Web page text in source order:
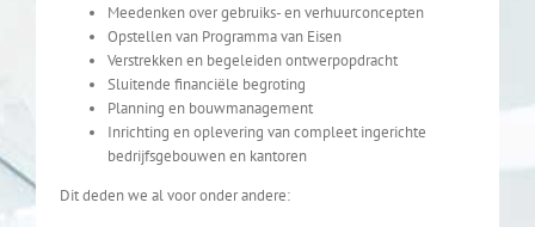
Meedenken over gebruiks- en verhuurconcepten
Opstellen van Programma van Eisen
Verstrekken en begeleiden ontwerpopdracht
Sluitende financiële begroting
Planning en bouwmanagement
Inrichting en oplevering van compleet ingerichte
bedrijfsgebouwen en kantoren
Dit deden we al voor onder andere: